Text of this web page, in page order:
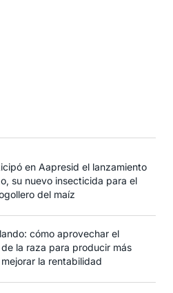
en Aapresid el lanzamiento
su nuevo insecticida para el
del maíz
cómo aprovechar el
la raza para producir más
la rentabilidad